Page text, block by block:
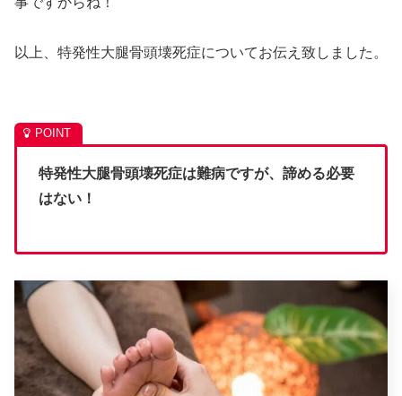
以上、特発性大腿骨頭壊死症についてお伝え致しました。
特発性大腿骨頭壊死症は難病ですが、諦める必要
はない！